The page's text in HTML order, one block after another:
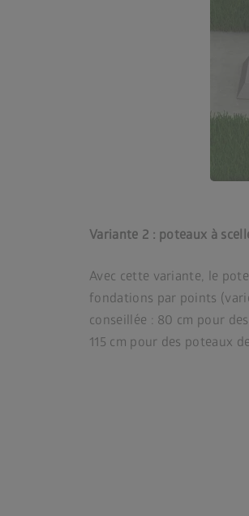
Variante 2 : poteaux à
Avec cette variante, le
fondations par points
conseillée : 80 cm pour
115 cm pour des poteaux